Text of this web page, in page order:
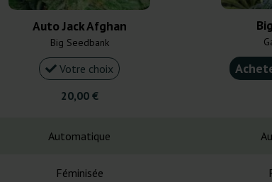
Auto Jack Afghan
Big Seedbank
Votre choix
20,00 €
Automatique
Féminisée